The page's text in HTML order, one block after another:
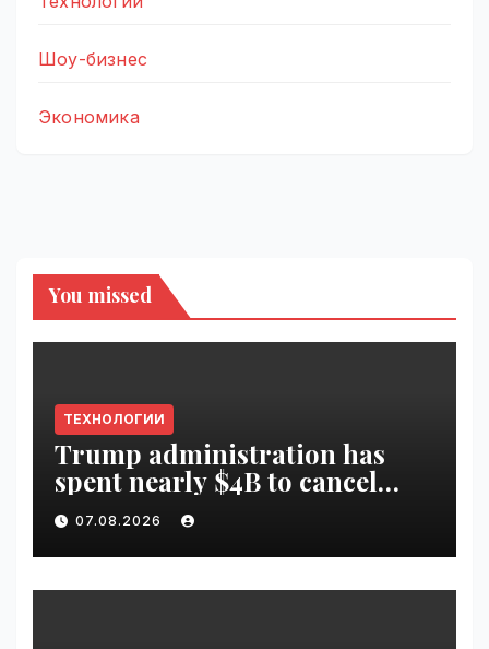
Шоу-бизнес
Экономика
You missed
ТЕХНОЛОГИИ
Trump administration has
spent nearly $4B to cancel
offshore wind farms |
VseTime.ru
07.08.2026